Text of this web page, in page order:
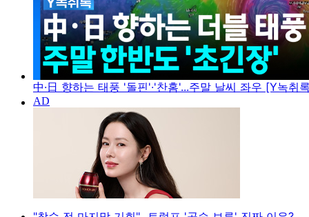
中·日 향하는 태풍 '돌핀'·'찬홈'...주말 날씨 좌우 [Y녹취